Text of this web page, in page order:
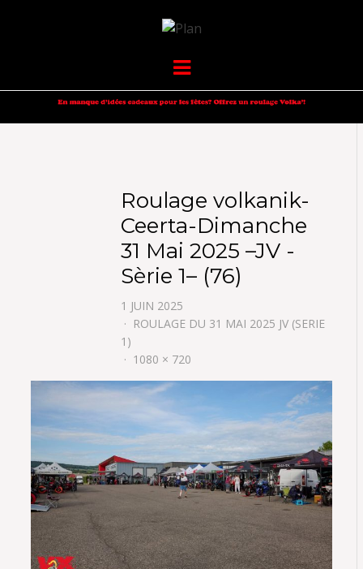
VOLKANIK-
ENDURANCE
Menu
Roulage volkanik-
Ceerta-Dimanche
31 Mai 2025 –JV -
Sèrie 1– (76)
1 JUIN 2025
ROULAGE DU 31 MAI 2025 JV (SERIE
1)
1080 × 720